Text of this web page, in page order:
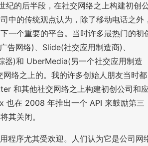
纪的后半段，在社交网络之上构建初创
中的传统观点认为，除了移动电话之外
一个重要的平台。当时许多最热门的初
告网络)、Slide(社交应用制造商)、
器)和 UberMedia(另一个社交应用制造
络之上的。我的许多创始人朋友当时都
和其他社交网络之上构建初创公司和
也在 2008 年推出一个 API 来鼓励第三
其关闭。
程序尤其受欢迎。人们认为它是公司网